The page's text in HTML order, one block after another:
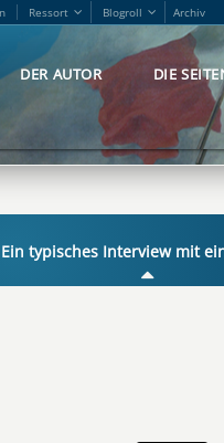
Ressort Blogroll Archiv
DER AUTOR DIE
Ein typisches Interview mit
Ressort Blogroll Archiv
DER AUTOR DIE